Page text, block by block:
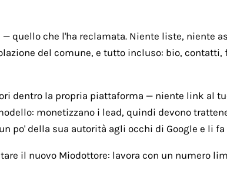
quello che l'ha reclamata. Niente liste, niente
del comune, e tutto incluso: bio, contatti,
dentro la propria piattaforma — niente link al
monetizzano i lead, quindi devono
po' della sua autorità agli occhi di Google e li fa
il nuovo Miodottore: lavora con un numero